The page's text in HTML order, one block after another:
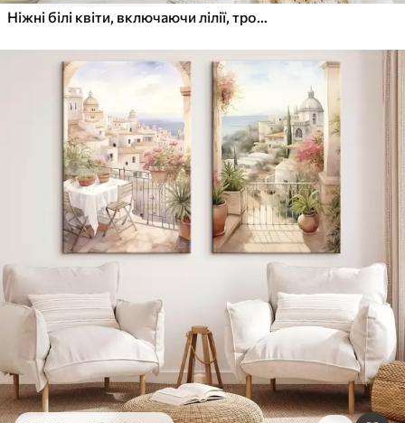
Ніжні білі квіти, включаючи лілії, троянди та інші квіти з м'якими, оксамитовими пелюстками